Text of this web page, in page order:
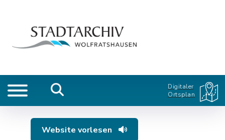
Digitaler
Ortsplan
Website vorlesen